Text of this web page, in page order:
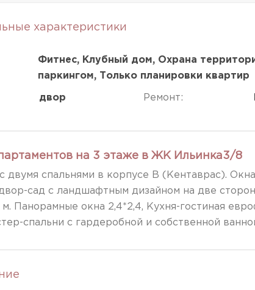
характеристики
Фитнес, Клубный дом, Охрана
паркингом, Только планировки квартир
двор Ремонт:
на 3 этаже в ЖК Ильинка3/8
двумя спальнями в корпусе В (Кентаврас).
сад с ландшафтным дизайном на две
м. Панорамные окна 2,4*2,4, Кухня-гостиная
спальни с гардеробной и собственной